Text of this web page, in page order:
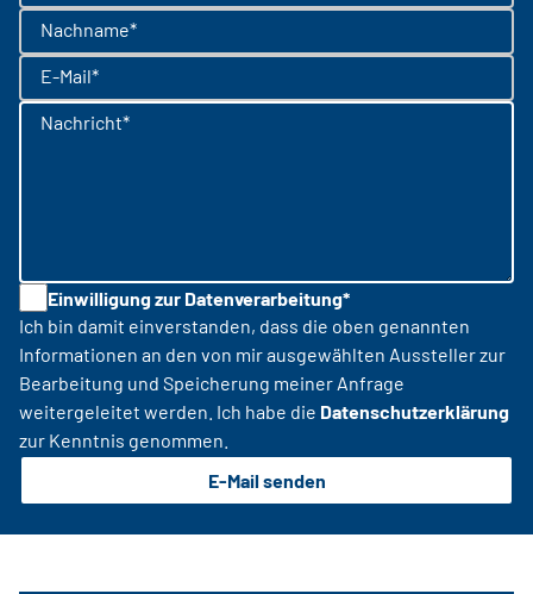
Nachname*
E-Mail*
Nachricht*
Einwilligung zur Datenverarbeitung*
Ich bin damit einverstanden, dass die oben genannten
Informationen an den von mir ausgewählten Aussteller zur
Bearbeitung und Speicherung meiner Anfrage
weitergeleitet werden. Ich habe die Datenschutzerklärung
zur Kenntnis genommen.
E-Mail senden